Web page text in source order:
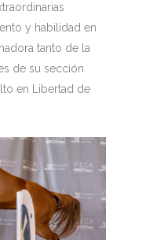
y habilidad en
tanto de la
de su sección
en Libertad de